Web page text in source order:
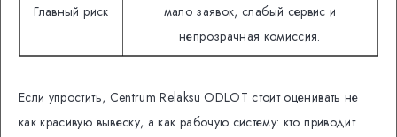
Главный риск
мало заявок, слабый сервис и
непрозрачная комиссия.
Если упростить, Centrum Relaksu ODLOT стоит оценивать не
как красивую вывеску, а как рабочую систему: кто приводит